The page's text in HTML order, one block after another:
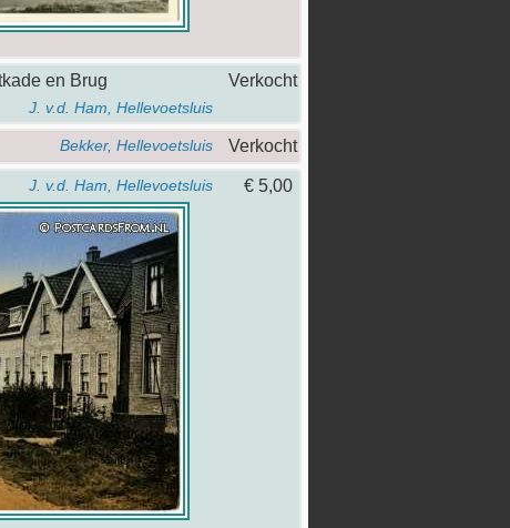
en Brug
J. v.d. Ham, Hellevoetsluis
Verkocht
Bekker, Hellevoetsluis Verkocht
J. v.d. Ham, Hellevoetsluis € 5,00